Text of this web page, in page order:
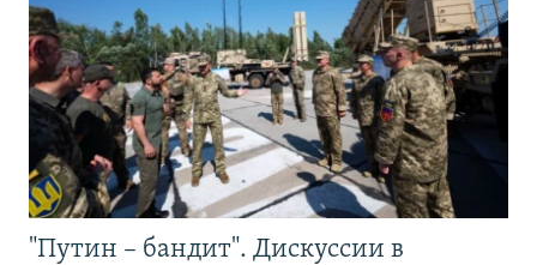
"Путин – бандит". Дискуссии в